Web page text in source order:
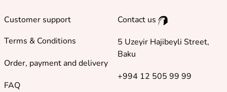
Customer support
Terms & Conditions
Order, payment and delivery
FAQ
Contact us
5 Uzeyir Hajibeyli Street,
Baku
+994 12 505 99 99